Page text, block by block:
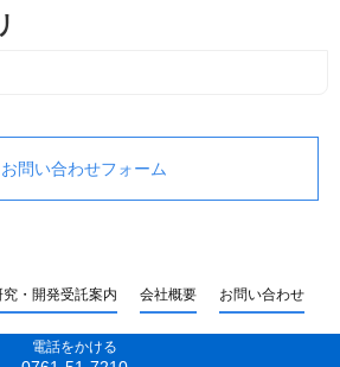
電話をかける
お問い合わせフォーム
究・開発受託案内 会社概要 お問い合わせ
イオデバイステクノロジー